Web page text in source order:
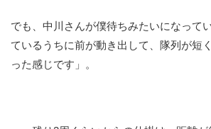
でも、中川さんが僕待ちみたいになって
ているうちに前が動き出して、隊列が短
った感じです」。